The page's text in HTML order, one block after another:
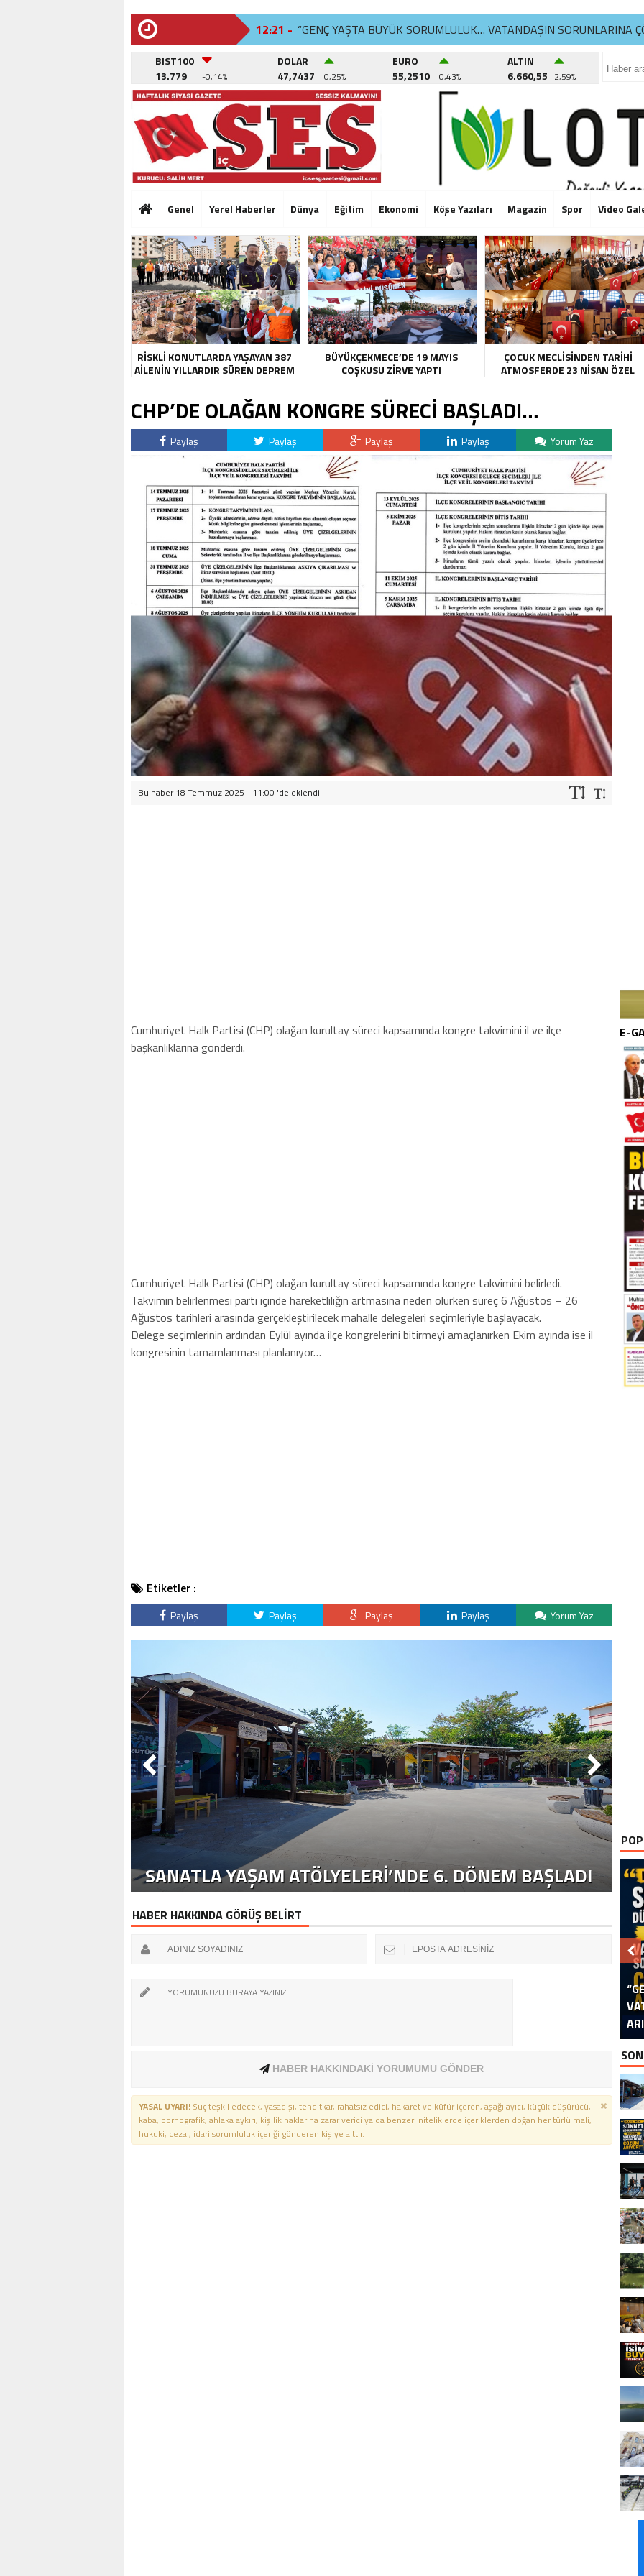
12:21 - “GENÇ YAŞTA BÜYÜK SORUMLULUK… VATANDAŞIN SORUNLARINA
12:02 - BEYLİKDÜZÜ’NDE YAZ SPOR KURSLARI TÜM HIZIYLA DEVAM EDİYOR
12:26 - SANATLA YAŞAM ATÖLYELERİ’NDE 6. DÖNEM BAŞLADI
12:21 -
“GENÇ YAŞTA BÜYÜK SORUMLULUK… VATANDAŞIN SORUNLARINA
12:02 -
BEYLİKDÜZÜ’NDE YAZ SPOR KURSLARI TÜM HIZIYLA DEVAM EDİYOR
12:26 - SANATLA YAŞAM ATÖLYELERİ’NDE 6. DÖNEM BAŞLADI
BIST100
13.779
-0,14%
DOLAR
47,7437
0,25%
EURO
55,2510
0,43%
ALTIN
6.660,55 2,59%
Genel Yerel Haberler Dünya Eğitim Ekonomi Köşe Yazıları Magazin Spor Video
RİSKLİ KONUTLARDA YAŞAYAN 387
AİLENİN YILLARDIR SÜREN DEPREM
BÜYÜKÇEKMECE’DE 19 MAYIS
COŞKUSU ZİRVE YAPTI
ÇOCUK MECLİSİNDEN TARİHİ
ATMOSFERDE 23 NİSAN ÖZEL
CHP’DE OLAĞAN KONGRE SÜRECİ BAŞLADI…
Paylaş Paylaş Paylaş Paylaş Yorum Yaz
Bu haber 18 Temmuz 2025 - 11:00 'de eklendi.
Cumhuriyet Halk Partisi (CHP) olağan kurultay süreci kapsamında kongre takvimini il ve ilçe
başkanlıklarına gönderdi.
Cumhuriyet Halk Partisi (CHP) olağan kurultay süreci kapsamında kongre takvimini belirledi.
Takvimin belirlenmesi parti içinde hareketliliğin artmasına neden olurken süreç 6 Ağustos – 26
Ağustos tarihleri arasında gerçekleştirilecek mahalle delegeleri seçimleriyle başlayacak.
Delege seçimlerinin ardından Eylül ayında ilçe kongrelerini bitirmeyi amaçlanırken Ekim ayında ise il
kongresinin tamamlanması planlanıyor…
Etiketler :
Paylaş Paylaş Paylaş Paylaş Yorum Yaz
SANATLA YAŞAM ATÖLYELERİ’NDE 6. DÖNEM BAŞLADI
HABER HAKKINDA GÖRÜŞ BELİRT
HABER HAKKINDAKİ YORUMUMU GÖNDER
YASAL UYARI! Suç teşkil edecek, yasadışı, tehditkar, rahatsız edici, hakaret ve küfür içeren, aşağılayıcı, küçük düşürücü,
kaba, pornografik, ahlaka aykırı, kişilik haklarına zarar verici ya da benzeri niteliklerde içeriklerden doğan her türlü mali,
hukuki, cezai, idari sorumluluk içeriği gönderen kişiye aittir.
E-